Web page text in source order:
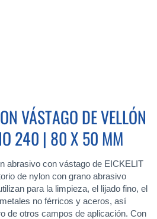
VÁSTAGO DE VELLÓN
240 | 80 X 50 MM
abrasivo con vástago de EICKELIT
de nylon con grano abrasivo
para la limpieza, el lijado fino, el
no férricos y aceros, así
de otros campos de aplicación. Con